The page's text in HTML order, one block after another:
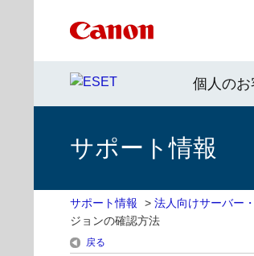
個人のお
サポート情報
サポート情報 > 法人向けサーバー
ジョンの確認方法
戻る